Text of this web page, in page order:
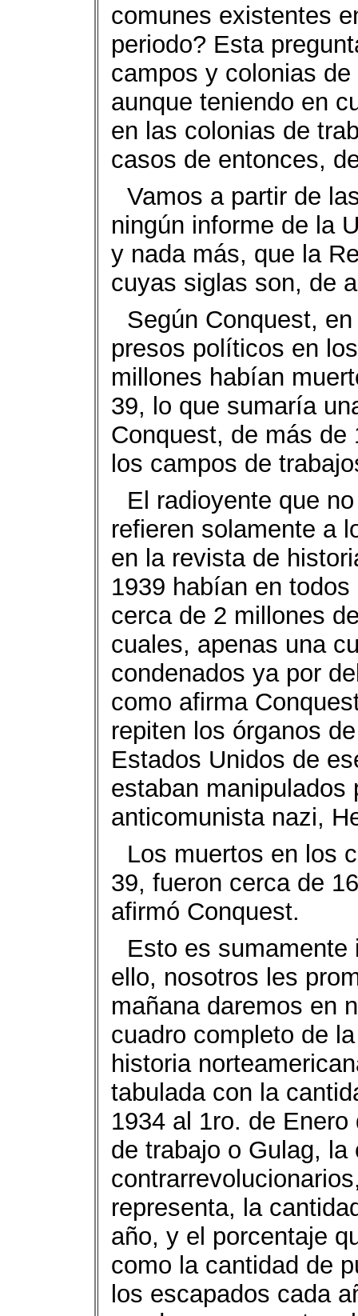
comunes existentes
periodo? Esta
campos y colonias
aunque teniendo en
en las colonias de
casos de entonces,
Vamos a partir de
ningún informe de la
y nada más, que la
cuyas siglas son, de
Según Conquest,
presos políticos en
millones habían
39, lo que sumaría
Conquest, de más
los campos de
El radioyente que
refieren solamente a
en la revista de
1939 habían en
cerca de 2 millones
cuales, apenas una
condenados ya por
como afirma
repiten los órganos
Estados Unidos de
estaban manipulados
anticomunista nazi,
Los muertos en los
39, fueron cerca de
afirmó Conquest.
Esto es sumamente
ello, nosotros les
mañana daremos en
cuadro completo de
historia
tabulada con la
1934 al 1ro. de
de trabajo o Gulag, la
representa, la
año, y el porcentaje
como la cantidad de
los escapados cada